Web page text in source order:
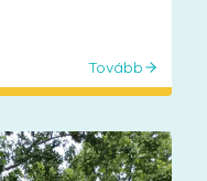
Tovább